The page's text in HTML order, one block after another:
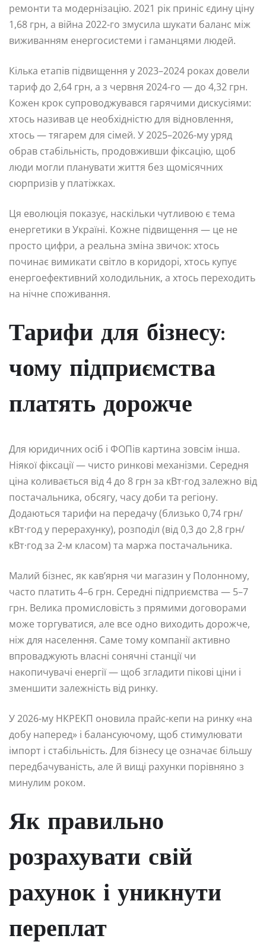
ремонти та модернізацію. 2021 рік приніс єдину ціну
1,68 грн, а війна 2022-го змусила шукати баланс між
виживанням енергосистеми і гаманцями людей.
Кілька етапів підвищення у 2023–2024 роках довели
тариф до 2,64 грн, а з червня 2024-го — до 4,32 грн.
Кожен крок супроводжувався гарячими дискусіями:
хтось називав це необхідністю для відновлення,
хтось — тягарем для сімей. У 2025–2026-му уряд
обрав стабільність, продовживши фіксацію, щоб
люди могли планувати життя без щомісячних
сюрпризів у платіжках.
Ця еволюція показує, наскільки чутливою є тема
енергетики в Україні. Кожне підвищення — це не
просто цифри, а реальна зміна звичок: хтось
починає вимикати світло в коридорі, хтось купує
енергоефективний холодильник, а хтось переходить
на нічне споживання.
Тарифи для бізнесу:
чому підприємства
платять дорожче
Для юридичних осіб і ФОПів картина зовсім інша.
Ніякої фіксації — чисто ринкові механізми. Середня
ціна коливається від 4 до 8 грн за кВт·год залежно від
постачальника, обсягу, часу доби та регіону.
Додаються тарифи на передачу (близько 0,74 грн/
кВт·год у перерахунку), розподіл (від 0,3 до 2,8 грн/
кВт·год за 2-м класом) та маржа постачальника.
Малий бізнес, як кав’ярня чи магазин у Полонному,
часто платить 4–6 грн. Середні підприємства — 5–7
грн. Велика промисловість з прямими договорами
може торгуватися, але все одно виходить дорожче,
ніж для населення. Саме тому компанії активно
впроваджують власні сонячні станції чи
накопичувачі енергії — щоб згладити пікові ціни і
зменшити залежність від ринку.
У 2026-му НКРЕКП оновила прайс-кепи на ринку «на
добу наперед» і балансуючому, щоб стимулювати
імпорт і стабільність. Для бізнесу це означає більшу
передбачуваність, але й вищі рахунки порівняно з
минулим роком.
Як правильно
розрахувати свій
рахунок і уникнути
переплат